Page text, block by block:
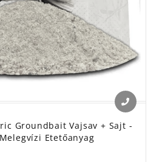
Groundbait Vajsav + Sajt -
Etetőanyag